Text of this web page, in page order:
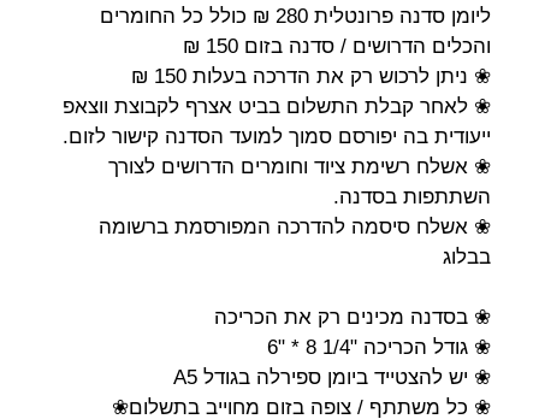
ליומן סדנה פרונטלית 280 ₪ כולל כל החומרים
והכלים הדרושים / סדנה בזום 150 ₪
❀ ניתן לרכוש רק את הדרכה בעלות 150 ₪
❀ לאחר קבלת התשלום בביט אצרף לקבוצת ווצאפ
ייעודית בה יפורסם סמוך למועד הסדנה קישור לזום.
❀ אשלח רשימת ציוד וחומרים הדרושים לצורך
השתתפות בסדנה.
❀ אשלח סיסמה להדרכה המפורסמת ברשומה
בבלוג
❀ בסדנה מכינים רק את הכריכה
❀ גודל הכריכה "1/4 8 * "6
❀ יש להצטייד ביומן ספירלה בגודל A5
❀ כל משתתף / צופה בזום מחוייב בתשלום❀